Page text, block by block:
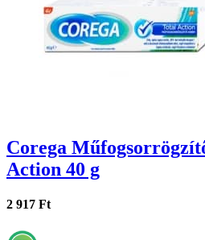
Corega
Action 40 g
2 917 Ft